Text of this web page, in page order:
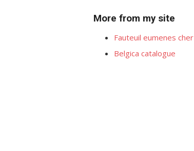
More from my site
Fauteuil eumenes cher
Belgica catalogue